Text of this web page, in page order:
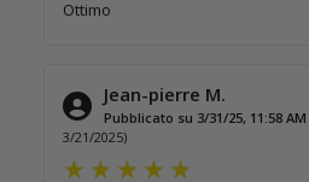
Ottimo
Jean-pierre M.
Pubblicato su 3/31/25, 11:58 AM
3/21/2025)